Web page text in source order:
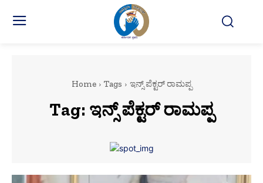
Home Tags ಇನ್ಸ್ ಪೆಕ್ಟರ್ ರಾಮಪ್ಪ
Tag: ಇನ್ಸ್ ಪೆಕ್ಟರ್ ರಾಮಪ್ಪ